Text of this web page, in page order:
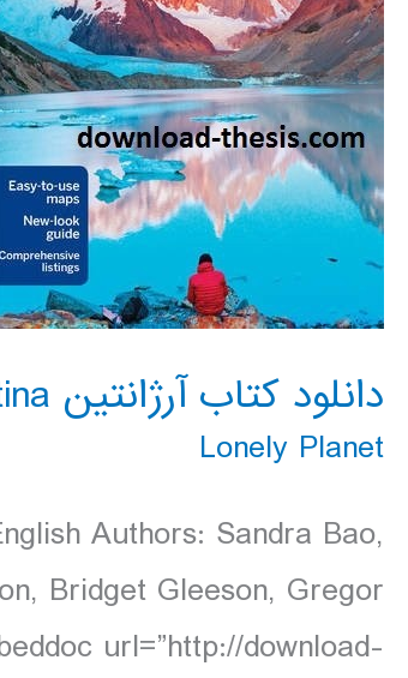
دانلود کتاب آرژانتین Lonely Planet Argentina سال 2016
Lonely Planet
Authors: Sandra Bao,
Bridget Gleeson, Gregor
url=”http://download-